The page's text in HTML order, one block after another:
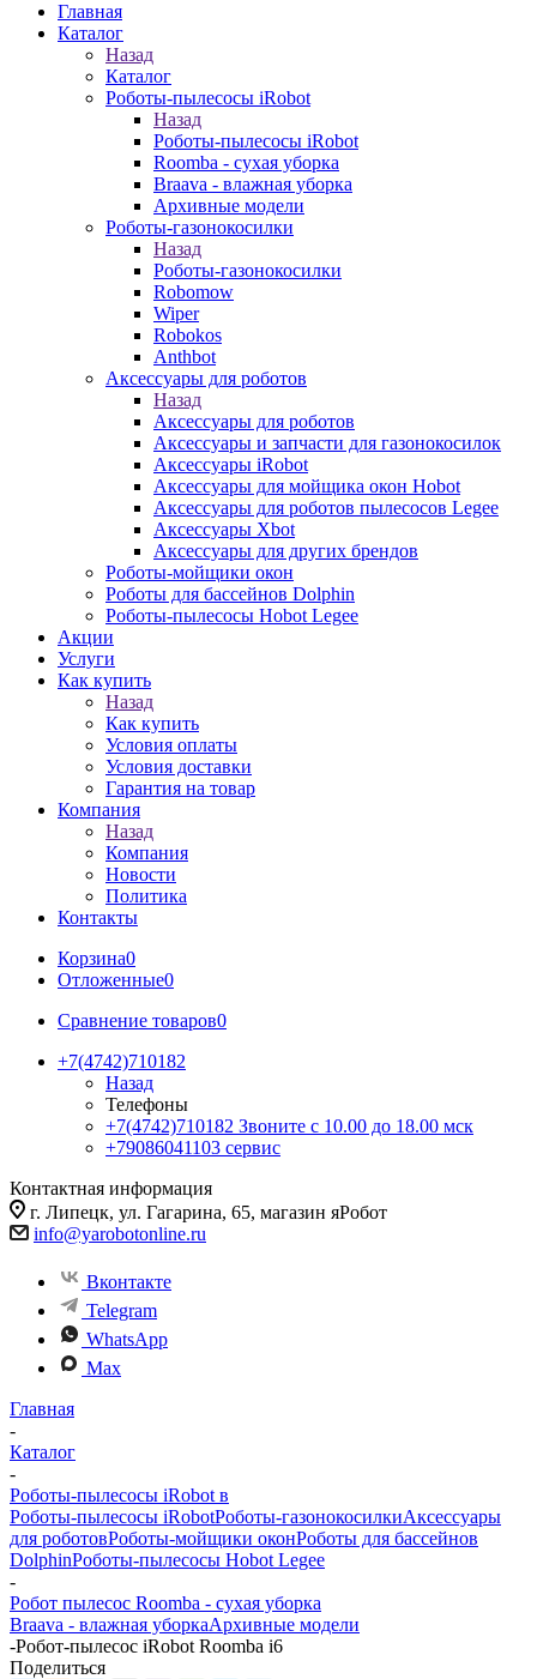
Главная
Каталог
Назад
Каталог
Роботы-пылесосы iRobot
Назад
Роботы-пылесосы iRobot
Roomba - сухая уборка
Braava - влажная уборка
Архивные модели
Роботы-газонокосилки
Назад
Роботы-газонокосилки
Robomow
Wiper
Robokos
Anthbot
Аксессуары для роботов
Назад
Аксессуары для роботов
Аксессуары и запчасти для газонокосилок
Аксессуары iRobot
Аксессуары для мойщика окон Hobot
Аксессуары для роботов пылесосов Legee
Аксессуары Xbot
Аксессуары для других брендов
Роботы-мойщики окон
Роботы для бассейнов Dolphin
Роботы-пылесосы Hobot Legee
Акции
Услуги
Как купить
Назад
Как купить
Условия оплаты
Условия доставки
Гарантия на товар
Компания
Назад
Компания
Новости
Политика
Контакты
Корзина0
Отложенные0
Сравнение товаров0
+7(4742)710182
Назад
Телефоны
+7(4742)710182 Звоните с 10.00 до 18.00 мск
+79086041103 сервис
Контактная информация
г. Липецк, ул. Гагарина, 65, магазин яРобот
info@yarobotonline.ru
Вконтакте
Telegram
WhatsApp
Max
Главная
-
Каталог
-
Роботы-пылесосы iRobot в
Роботы-пылесосы iRobotРоботы-газонокосилкиАксессуары
для роботовРоботы-мойщики оконРоботы для бассейнов
DolphinРоботы-пылесосы Hobot Legee
-
Робот пылесос Roomba - сухая уборка
Braava - влажная уборкаАрхивные модели
-Робот-пылесос iRobot Roomba i6
Поделиться